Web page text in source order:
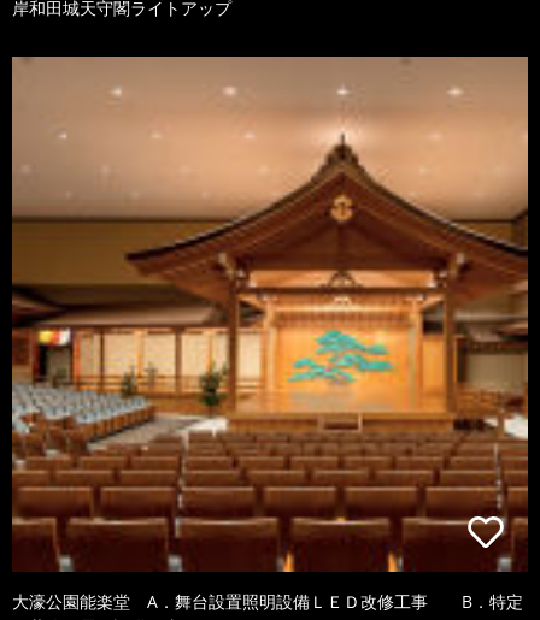
岸和田城天守閣ライトアップ
大濠公園能楽堂 A．舞台設置照明設備ＬＥＤ改修工事 B．特定